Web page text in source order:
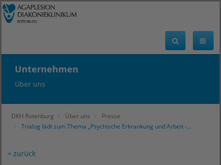
Unternehmen
Über uns
DKH Rotenburg Über uns
Presse
Trialog lädt zum Thema „Psychische Erkrankung und Arbeit -…
< zurück